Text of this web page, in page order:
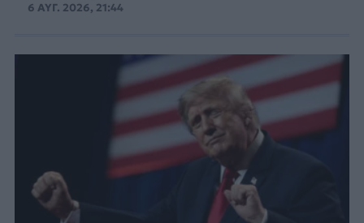
6 ΑΥΓ. 2026, 21:44